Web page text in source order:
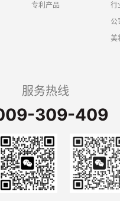
专利产品
行
公
美
服务热线
309-409